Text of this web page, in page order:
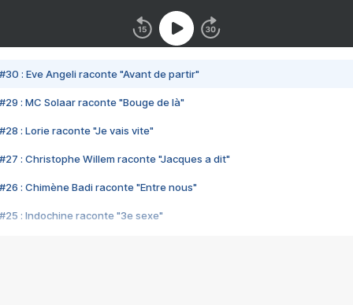
#30 : Eve Angeli raconte "Avant de partir"
#29 : MC Solaar raconte "Bouge de là"
#28 : Lorie raconte "Je vais vite"
#27 : Christophe Willem raconte "Jacques a dit"
#26 : Chimène Badi raconte "Entre nous"
#25 : Indochine raconte "3e sexe"